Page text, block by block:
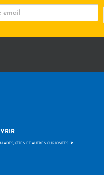
GÎTES ET AUTRES CURIOSITÉS >